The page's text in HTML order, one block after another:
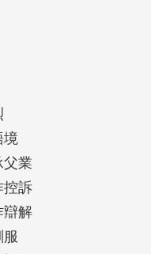
境
父業
控訴
辯解